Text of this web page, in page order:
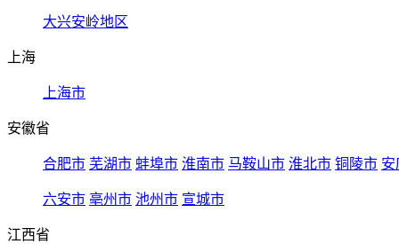
大兴安岭地区
上海
上海市
安徽省
合肥市 芜湖市 蚌埠市 淮南市 马鞍山市 淮北市 铜陵市 安
六安市 亳州市 池州市 宣城市
江西省